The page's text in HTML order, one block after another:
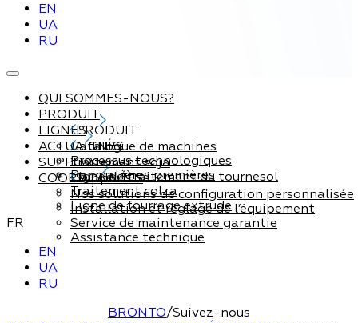
EN
UA
RU
QUI SOMMES-NOUS?
PRODUIT
PRODUIT
Catalogue de machines
Processus technologiques
Par matières premières
LIGNES
LIGNES
Traitement soja
Ligne de traitement du tournesol
Traitement colza
Ligne de fourrage extrude
ACTUALITÉS
SUPPORT
Support
Nos solutions de configuration personnalisée
Installation et réglage de l’équipement
Service de maintenance garantie
Assistance technique
COORDONNÉES
FR
EN
UA
RU
BRONTO/Suivez-nous